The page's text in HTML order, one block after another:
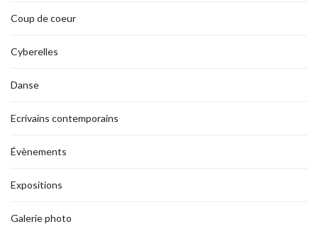
Coup de coeur
Cyberelles
Danse
Ecrivains contemporains
Évènements
Expositions
Galerie photo